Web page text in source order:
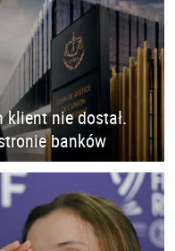
klient nie dostał.
banków